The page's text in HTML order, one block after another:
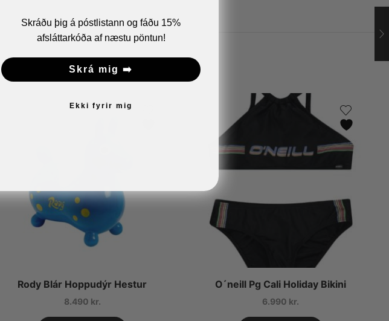
Rody Blár Hoppudýr Hestur
8.490 kr.
O´neill Pg Cali Holiday Bikini
6.990 kr.
Skráðu þig á póstlistann og fáðu 15%
afsláttarkóða af næstu pöntun!
Skrá mig ➡️
Ekki fyrir mig